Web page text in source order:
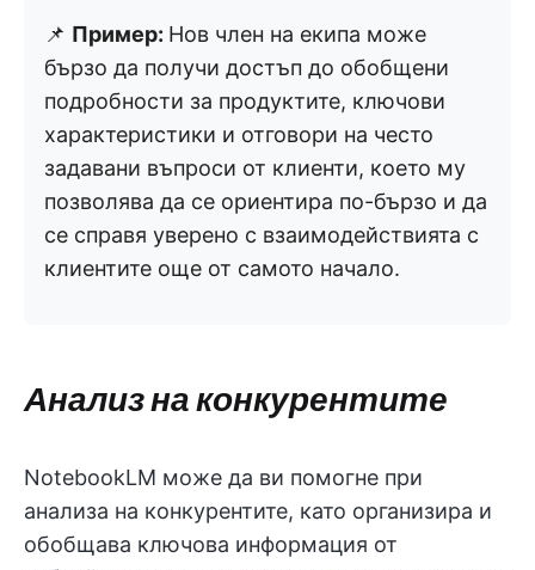
📌 Пример: Нов член на екипа може
бързо да получи достъп до обобщени
подробности за продуктите, ключови
характеристики и отговори на често
задавани въпроси от клиенти, което му
позволява да се ориентира по-бързо и да
се справя уверено с взаимодействията с
клиентите още от самото начало.
Анализ на конкурентите
NotebookLM може да ви помогне при
анализа на конкурентите, като организира и
обобщава ключова информация от